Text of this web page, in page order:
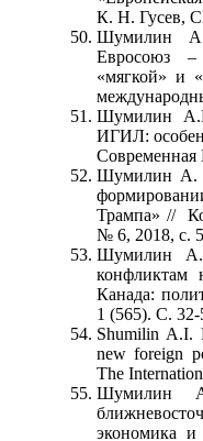
К. Н. Гусев,
Шумилин
Евросоюз
«мягкой» и
Шумилин
ИГИЛ:
Современная
Шумилин А.
Трампа» //
№ 6, 2018, с.
Шумилин
Канада:
1 (565). С. 32-
Shumilin A.I.
new foreign
The
Шумилин
экономика и